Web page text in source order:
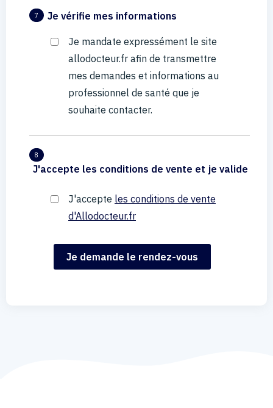
7 Je vérifie mes informations
Je mandate expressément le site
allodocteur.fr afin de transmettre
mes demandes et informations au
professionnel de santé que je
souhaite contacter.
8
J'accepte les conditions de vente et je valide
J'accepte les conditions de vente
d'Allodocteur.fr